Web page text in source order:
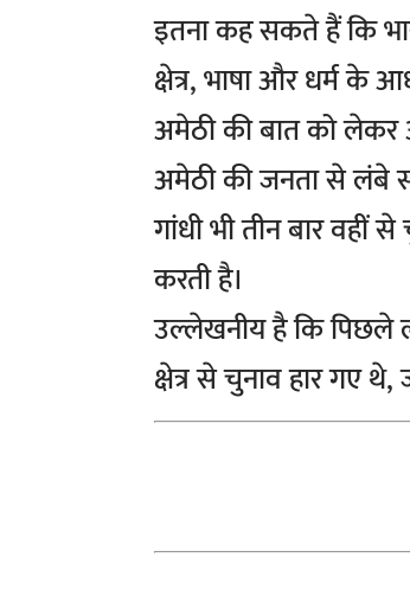
इतना कह सकते हैं कि
क्षेत्र, भाषा और धर्म के
अमेठी की बात को लेकर
अमेठी की जनता से लंबे
गांधी भी तीन बार वहीं
करती है।
उल्लेखनीय है कि पिछले
क्षेत्र से चुनाव हार गए